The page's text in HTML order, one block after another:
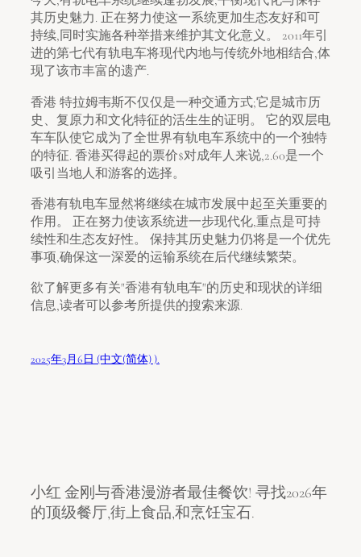
其历史魅力. 正在努力使这一系统更加生态友好和可
持续,同时实施各种举措来维护其文化意义。 2011年引
进的第七代有轨电车将现代内地与传统外地相结合,体
现了该市丰富的遗产.
香港 特拉姆韦斯不仅仅是一种交通方式;它是城市历
史、复原力和文化特征的活生生的证明。 它的双层电
车车队使它成为了全世界有轨电车系统中的一个独特
的特征. 香港买得起的票价$对成年人来说,2.60是一个
吸引当地人和游客的选择。
香港有轨电车显然将继续在城市发展中起至关重要的
作用。 正在努力使该系统进一步现代化,重点是可持
续性和生态友好性。 保持其历史魅力仍将是一个优先
事项,确保这一深爱的运输系统在后代继续繁荣。
欲了解更多有关"香港有轨电车"的历史和现状的详细
信息,读者可以参考所提供的搜索来源.
2025年3月6日 (中文(简体) ).
小红 金刚与香港漫游者最佳餐饮! 寻找2026年
的顶级餐厅,街上食品,和烹饪宝石.